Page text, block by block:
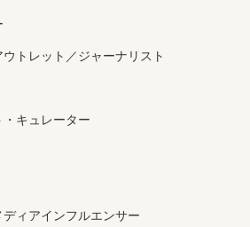
トレット／ジャーナリスト
キュレーター
ィアインフルエンサー